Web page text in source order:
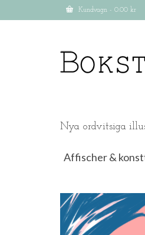
Kundvagn - 0.00 kr
Nya ordvitsiga
Affischer &